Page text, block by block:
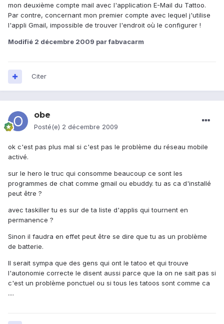
mon deuxième compte mail avec l'application E-Mail du Tattoo.
Par contre, concernant mon premier compte avec lequel j'utilise
l'appli Gmail, impossible de trouver l'endroit où le configurer !
Modifié 2 décembre 2009 par fabvacarm
Citer
obe
Posté(e) 2 décembre 2009
ok c'est pas plus mal si c'est pas le problème du réseau mobile
activé.
sur le hero le truc qui consomme beaucoup ce sont les
programmes de chat comme gmail ou ebuddy. tu as ca d'installé
peut être ?
avec taskiller tu es sur de ta liste d'applis qui tournent en
permanence ?
Sinon il faudra en effet peut être se dire que tu as un problème
de batterie.
Il serait sympa que des gens qui ont le tatoo et qui trouve
l'autonomie correcte le disent aussi parce que la on ne sait pas si
c'est un problème ponctuel ou si tous les tatoos sont comme ca
....